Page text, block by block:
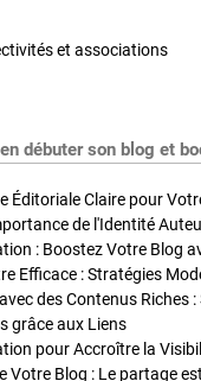
et associations
débuter son blog et
Éditoriale Claire pour
de l'Identité
Efficace : Stratégies
grâce aux Liens
pour Accroître la
Votre Blog : Le partage